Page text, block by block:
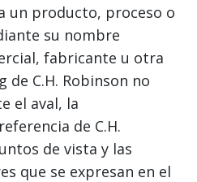
un producto, proceso o
su nombre
fabricante u otra
C.H. Robinson no
el aval, la
de C.H.
de vista y las
que se expresan en el